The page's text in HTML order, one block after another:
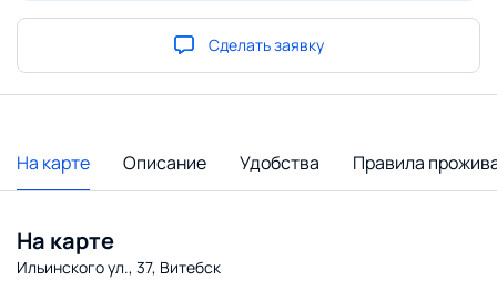
Сделать заявку
На карте Описание Удобства Правила
На карте
Ильинского ул., 37, Витебск